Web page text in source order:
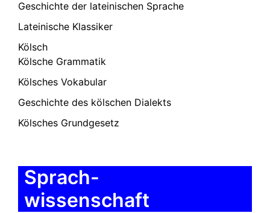
Geschichte der lateinischen Sprache
Lateinische Klassiker
Kölsch
Kölsche Grammatik
Kölsches Vokabular
Geschichte des kölschen Dialekts
Kölsches Grundgesetz
Sprach-
wissenschaft